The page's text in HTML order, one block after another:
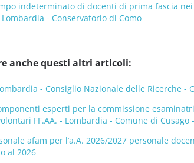
indeterminato di docenti di prima fascia nei
Lombardia - Conservatorio di Como
anche questi altri articoli:
- Consiglio Nazionale delle Ricerche -
esperti per la commissione
FF.AA. - Lombardia - Comune di
afam per l’a.A. 2026/2027 personale
al 2026